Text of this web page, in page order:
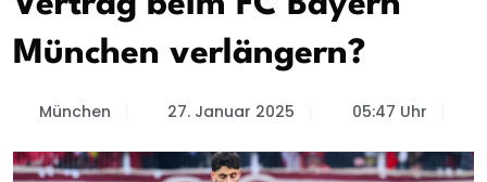
München verlängern?
München 27. Januar 2025 05:47 Uhr